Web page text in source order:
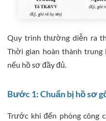
Quy trình thường diễn ra
Thời gian hoàn thành
nếu hồ sơ đầy đủ.
Bước 1: Chuẩn bị hồ sơ
Trước khi đến phòng công